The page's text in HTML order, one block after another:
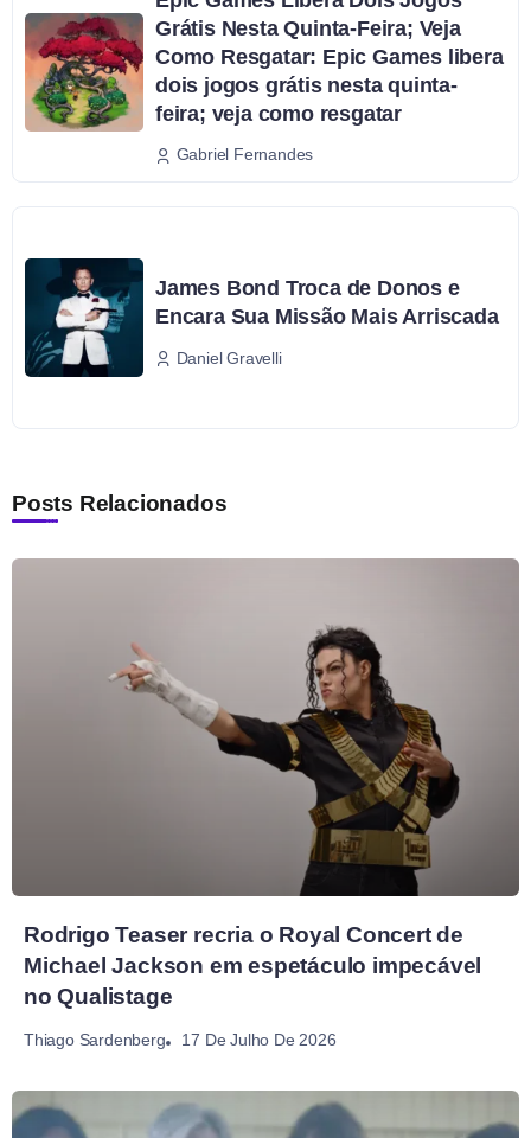
Grátis Nesta Quinta-Feira; Veja
Como Resgatar: Epic Games libera
dois jogos grátis nesta quinta-
feira; veja como resgatar
Gabriel Fernandes
James Bond Troca de Donos e
Encara Sua Missão Mais Arriscada
Daniel Gravelli
Posts Relacionados
Rodrigo Teaser recria o Royal Concert de
Michael Jackson em espetáculo impecável
no Qualistage
Thiago Sardenberg 17 De Julho De 2026